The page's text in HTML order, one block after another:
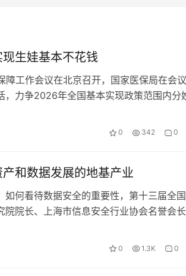
生娃基本不花钱
障工作会议在北京召开，国家医保局在会
，力争2026年全国基本实现政策范围内分
0 342 0
和数据发展的地基产业
如何看待数据安全的重要性，第十三届全
院院长、上海市信息安全行业协会名誉会
0 1.3K 0